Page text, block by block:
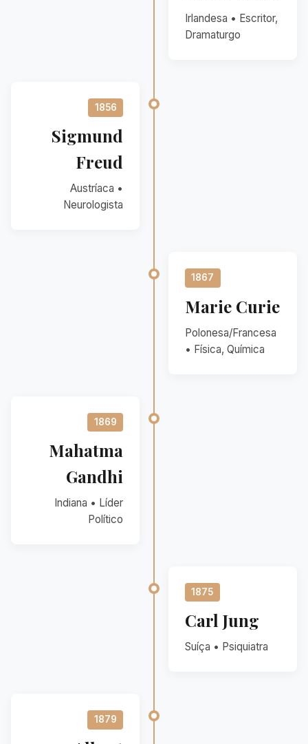
Irlandesa • Escritor,
Dramaturgo
1856
Sigmund
Freud
Austríaca •
Neurologista
1867
Marie Curie
Polonesa/Francesa
• Física, Química
1869
Mahatma
Gandhi
Indiana • Líder
Político
1875
Carl Jung
Suíça • Psiquiatra
1879